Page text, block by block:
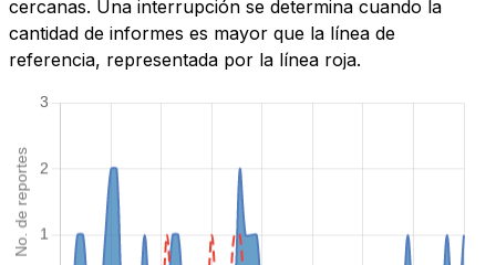
cercanas. Una interrupción se determina cuando la
cantidad de informes es mayor que la línea de
referencia, representada por la línea roja.